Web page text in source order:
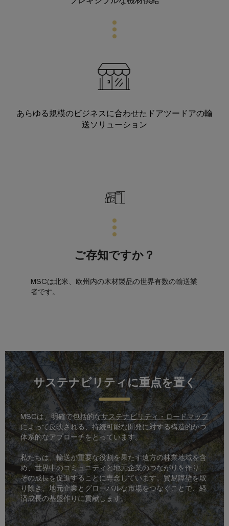
あらゆる規模のビジネスに合わせたドアツードアの輸
送ソリューション
ご存知ですか？
MSCは北米、欧州内の木材製品の世界有数の輸送業
者です。
サステナビリティに重点を置く
MSCは、明確で包括的なサステナビリティ・ロードマップ
によって反映される、持続可能な開発に対する構造的かつ
体系的なアプローチをとっています。
私たちは、輸送が重要な役割を果たす遠方の林業地域を含
め、世界中のコミュニティと地元企業のつながりを作り、
その成長を促進することに専念しています。貿易障壁を取
り除き、地元企業とグローバルな市場をつなぐことで、経
済成長の基盤作りに貢献します。